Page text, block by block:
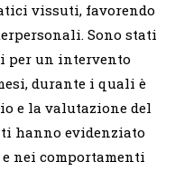
vissuti, favorendo
Sono stati
per un intervento
durante i quali è
e la valutazione del
hanno evidenziato
nei comportamenti